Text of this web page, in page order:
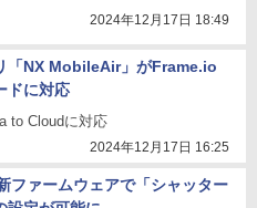
2024年12月17日 18:49
「NX MobileAir」がFrame.io
ドに対応
to Cloudに対応
2024年12月17日 16:25
ファームウェアで「シャッター